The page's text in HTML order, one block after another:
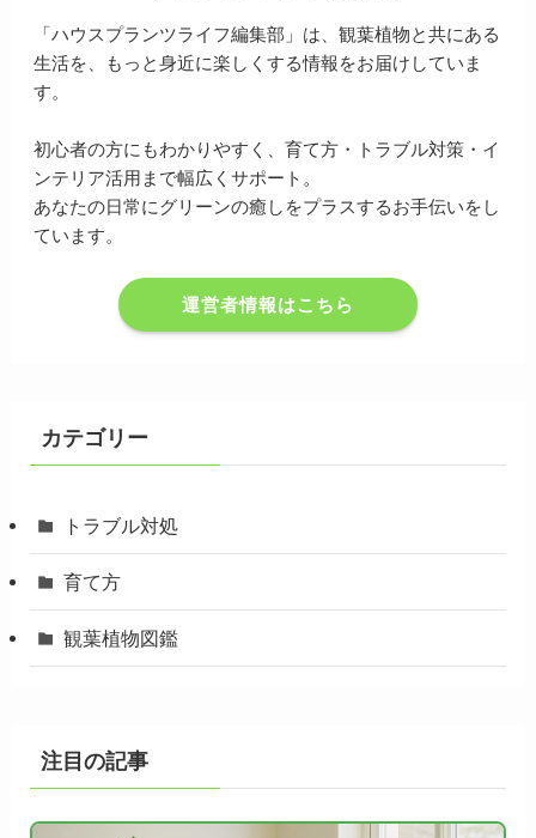
「ハウスプランツライフ編集部」は、観葉植物と共にある
生活を、もっと身近に楽しくする情報をお届けしていま
す。
初心者の方にもわかりやすく、育て方・トラブル対策・イ
ンテリア活用まで幅広くサポート。
あなたの日常にグリーンの癒しをプラスするお手伝いをし
ています。
運営者情報はこちら
カテゴリー
トラブル対処
育て方
観葉植物図鑑
注目の記事